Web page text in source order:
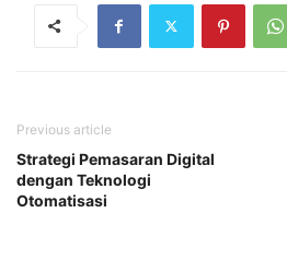
Previous article
Strategi Pemasaran Digital
dengan Teknologi
Otomatisasi